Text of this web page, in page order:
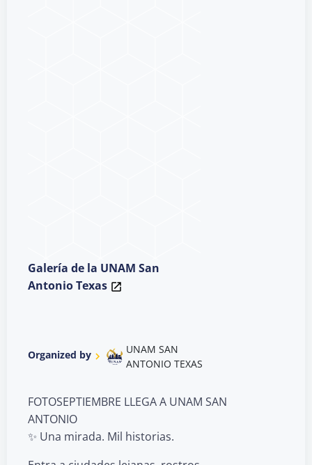
Galería de la UNAM San
Antonio Texas
Organized by
UNAM SAN
ANTONIO TEXAS
FOTOSEPTIEMBRE LLEGA A UNAM SAN
ANTONIO
✨ Una mirada. Mil historias.